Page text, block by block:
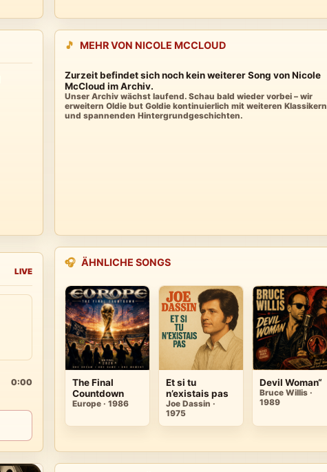
🎵 MEHR VON NICOLE MCCLOUD
Zurzeit befindet sich noch kein weiterer Song von Nicole
McCloud im Archiv.
Unser Archiv wächst laufend. Schau bald wieder vorbei – wir
erweitern Oldie but Goldie kontinuierlich mit weiteren Klassikern
und spannenden Hintergrundgeschichten.
LIVE
0:00
🎧 ÄHNLICHE SONGS
The Final
Countdown
Europe · 1986
Et si tu
n’existais pas
Joe Dassin ·
1975
Devil Woman“
Bruce Willis ·
1989